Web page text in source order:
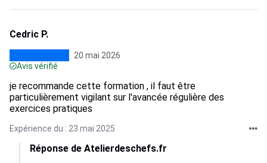
Cedric P.
20 mai 2026
Avis vérifié
je recommande cette formation , il faut être
particulièrement vigilant sur l'avancée régulière des
exercices pratiques
Expérience du : 23 mai 2025
Réponse de Atelierdeschefs.fr